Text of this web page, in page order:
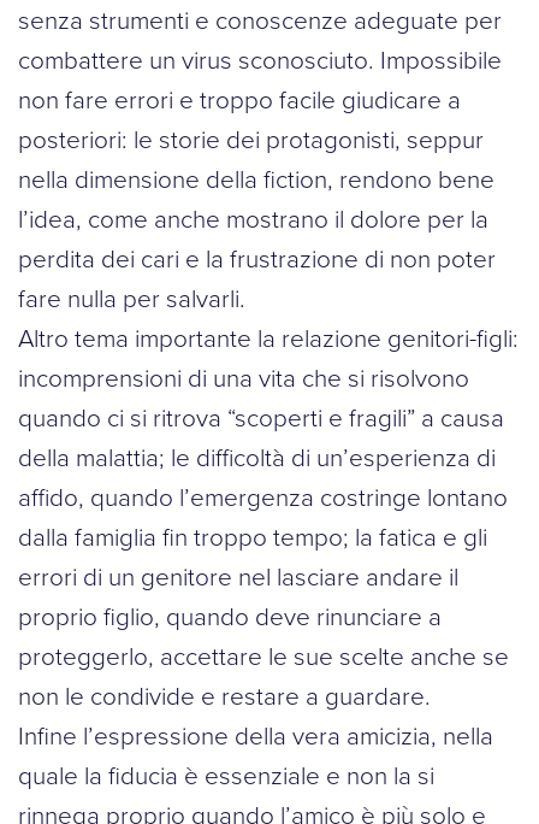
senza strumenti e conoscenze adeguate per
combattere un virus sconosciuto. Impossibile
non fare errori e troppo facile giudicare a
posteriori: le storie dei protagonisti, seppur
nella dimensione della fiction, rendono bene
l’idea, come anche mostrano il dolore per la
perdita dei cari e la frustrazione di non poter
fare nulla per salvarli.
Altro tema importante la relazione genitori-figli:
incomprensioni di una vita che si risolvono
quando ci si ritrova “scoperti e fragili” a causa
della malattia; le difficoltà di un’esperienza di
affido, quando l’emergenza costringe lontano
dalla famiglia fin troppo tempo; la fatica e gli
errori di un genitore nel lasciare andare il
proprio figlio, quando deve rinunciare a
proteggerlo, accettare le sue scelte anche se
non le condivide e restare a guardare.
Infine l’espressione della vera amicizia, nella
quale la fiducia è essenziale e non la si
rinnega proprio quando l’amico è più solo e